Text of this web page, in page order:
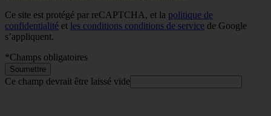
Ce site est protégé par reCAPTCHA, et la politique de
confidentialité et les conditions conditions de service de Google
s’appliquent.
*Champs obligatoires
Soumettre
Ce champ devrait être laissé vide